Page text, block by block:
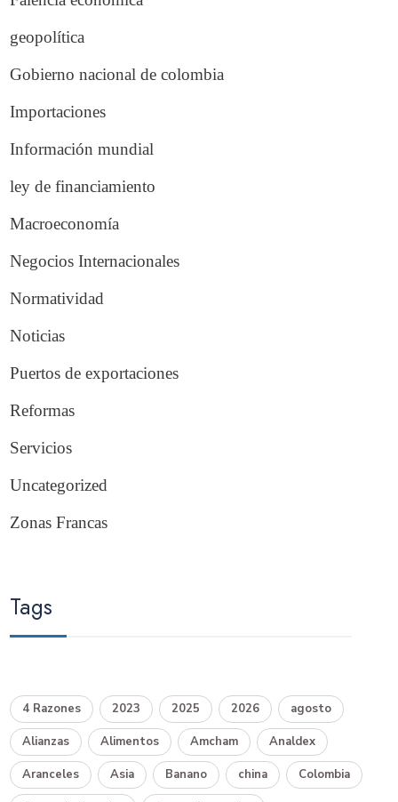
geopolítica
Gobierno nacional de colombia
Importaciones
Información mundial
ley de financiamiento
Macroeconomía
Negocios Internacionales
Normatividad
Noticias
Puertos de exportaciones
Reformas
Servicios
Uncategorized
Zonas Francas
Tags
4 Razones 2023 2025 2026 agosto
Alianzas Alimentos Amcham Analdex
Aranceles Asia Banano china Colombia